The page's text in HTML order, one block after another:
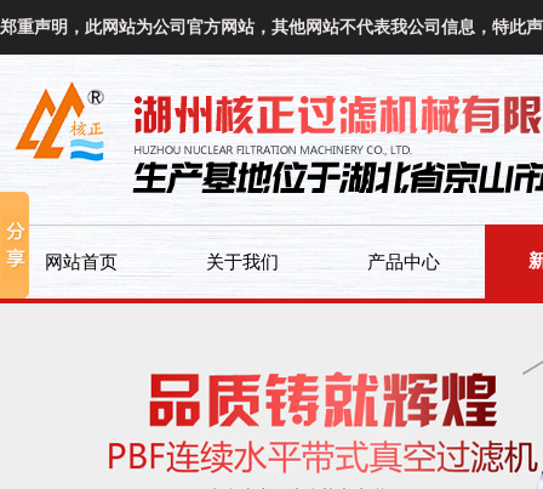
郑重声明，此网站为公司官方网站，其他网站不代表我公司信息，特此
网站首页 关于我们 产品中心